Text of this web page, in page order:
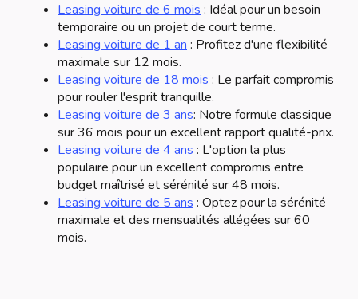
Leasing voiture de 6 mois : Idéal pour un besoin
temporaire ou un projet de court terme.
Leasing voiture de 1 an : Profitez d'une flexibilité
maximale sur 12 mois.
Leasing voiture de 18 mois : Le parfait compromis
pour rouler l'esprit tranquille.
Leasing voiture de 3 ans: Notre formule classique
sur 36 mois pour un excellent rapport qualité-prix.
Leasing voiture de 4 ans : L'option la plus
populaire pour un excellent compromis entre
budget maîtrisé et sérénité sur 48 mois.
Leasing voiture de 5 ans : Optez pour la sérénité
maximale et des mensualités allégées sur 60
mois.